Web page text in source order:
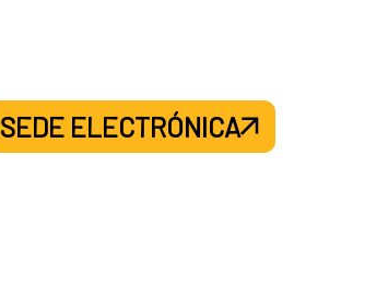
SEDE ELECTRÓNICA